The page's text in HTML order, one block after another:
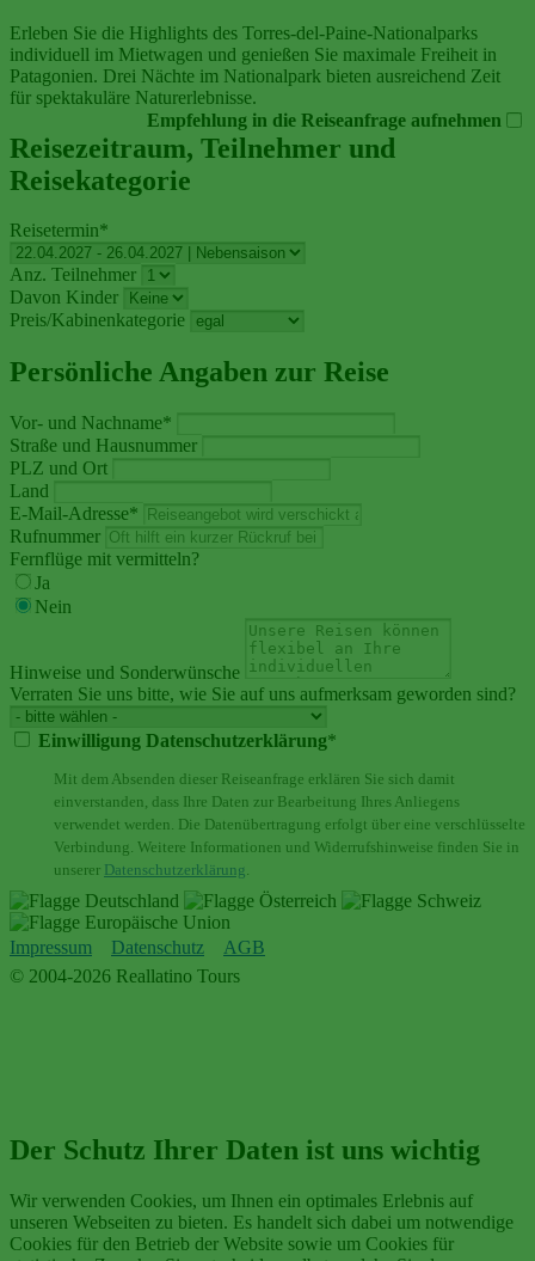
Erleben Sie die Highlights des Torres-del-Paine-Nationalparks
individuell im Mietwagen und genießen Sie maximale Freiheit in
Patagonien. Drei Nächte im Nationalpark bieten ausreichend Zeit
für spektakuläre Naturerlebnisse.
Empfehlung in die Reiseanfrage aufnehmen
Reisezeitraum, Teilnehmer und
Reisekategorie
Reisetermin*
Anz. Teilnehmer
Davon Kinder
Preis/Kabinenkategorie
Persönliche Angaben zur Reise
Vor- und Nachname*
Straße und Hausnummer
PLZ und Ort
Land
E-Mail-Adresse*
Rufnummer
Fernflüge mit vermitteln?
Ja
Nein
Hinweise und Sonderwünsche
Verraten Sie uns bitte, wie Sie auf uns aufmerksam geworden sind?
Einwilligung Datenschutzerklärung*
Mit dem Absenden dieser Reiseanfrage erklären Sie sich damit
einverstanden, dass Ihre Daten zur Bearbeitung Ihres Anliegens
verwendet werden. Die Datenübertragung erfolgt über eine verschlüsselte
Verbindung. Weitere Informationen und Widerrufshinweise finden Sie in
unserer Datenschutzerklärung.
Impressum Datenschutz
AGB
© 2004-2026 Reallatino Tours
Der Schutz Ihrer Daten ist uns wichtig
Wir verwenden Cookies, um Ihnen ein optimales Erlebnis auf
unseren Webseiten zu bieten. Es handelt sich dabei um notwendige
Cookies für den Betrieb der Website sowie um Cookies für